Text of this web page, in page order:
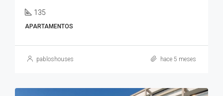
135
APARTAMENTOS
pabloshouses hace 5 meses